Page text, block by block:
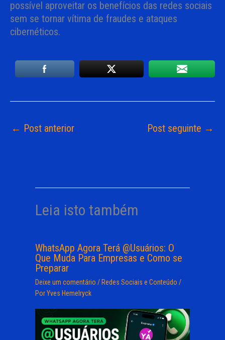
possível aproveitar os benefícios das redes sociais
sem se tornar vítima de fraudes e ataques
cibernéticos.
← Post anterior Post seguinte →
Leia isto também
WhatsApp Agora Terá @Usuários: O
Que Muda Para Empresas e Como se
Preparar
Deixe um comentário / Redes Sociais e Conteúdo /
PorYves Hemelryck